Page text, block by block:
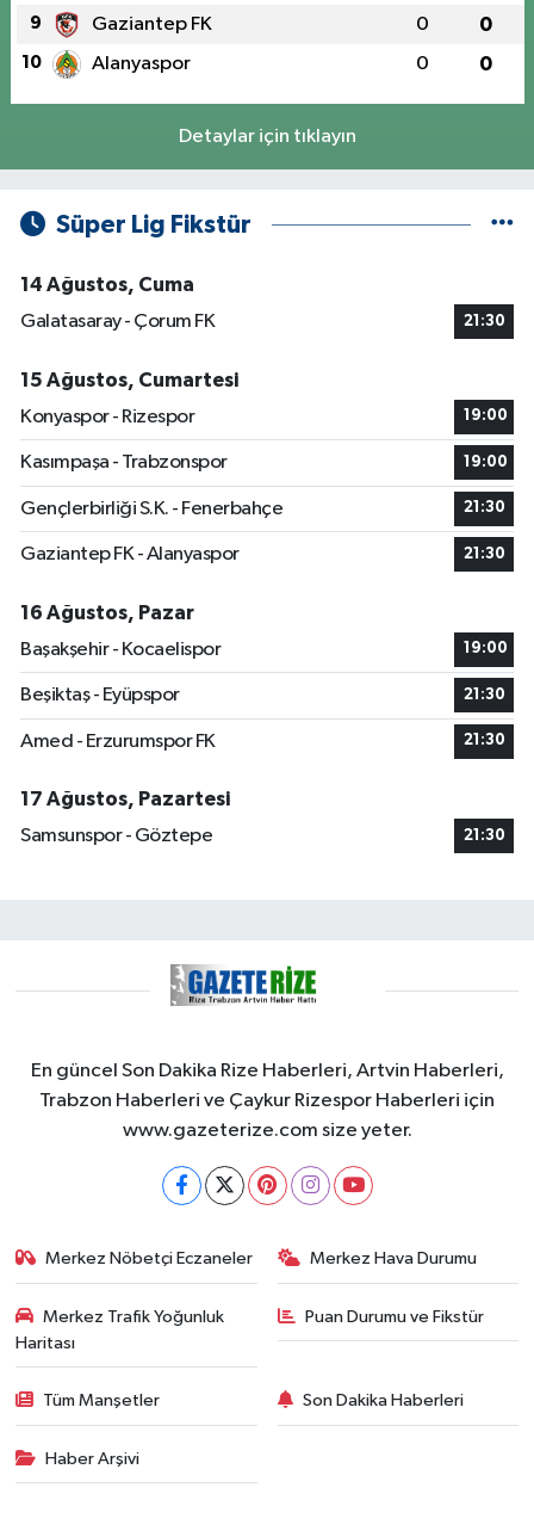
9 Gaziantep FK 0 0
10 Alanyaspor 0 0
Detaylar için tıklayın
Süper Lig Fikstür
14 Ağustos, Cuma
Galatasaray - Çorum FK
21:30
15 Ağustos, Cumartesi
Konyaspor - Rizespor
19:00
Kasımpaşa - Trabzonspor 19:00
Gençlerbirliği S.K. - Fenerbahçe 21:30
Gaziantep FK - Alanyaspor 21:30
16 Ağustos, Pazar
Başakşehir - Kocaelispor
19:00
Beşiktaş - Eyüpspor 21:30
Amed - Erzurumspor FK 21:30
17 Ağustos, Pazartesi
Samsunspor - Göztepe
21:30
En güncel Son Dakika Rize Haberleri, Artvin Haberleri,
Trabzon Haberleri ve Çaykur Rizespor Haberleri için
www.gazeterize.com size yeter.
Merkez Nöbetçi Eczaneler Merkez Hava Durumu
Merkez Trafik Yoğunluk
Haritası
Puan Durumu ve Fikstür
Tüm Manşetler Son Dakika Haberleri
Haber Arşivi